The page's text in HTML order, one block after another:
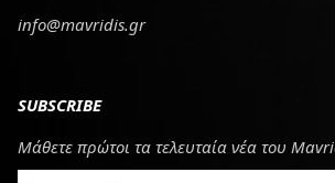
info@mavridis.gr
SUBSCRIBE
Μάθετε πρώτοι τα τελευταία νέα του